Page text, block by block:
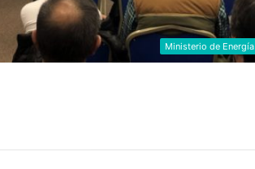
Ministerio de Energía